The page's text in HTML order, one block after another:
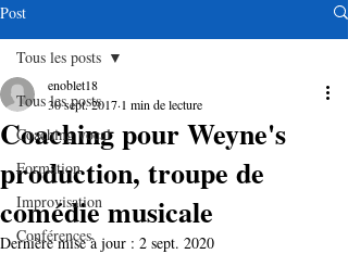
Post
Tous les posts
Coaching vocal
Formation
Improvisation
Conférences
Tous les posts
Coaching pour Weyne's
production, troupe de
comédie musicale
enoblet18
30 sept. 2017 1 min de lecture
Dernière mise à jour : 2 sept. 2020